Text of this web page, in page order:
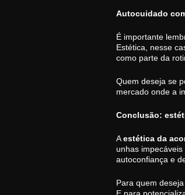
Autocuidado
É importante
Estética, nesse
como parte da
Quem deseja se
mercado onde a
Conclusão:
Aestética da
unhas
autoconfiança e
Para quem